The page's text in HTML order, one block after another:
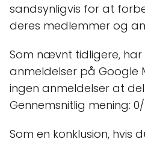
sandsynligvis for at
deres medlemmer og
Som nævnt tidligere, har
anmeldelser på Google
ingen anmeldelser at
Gennemsnitlig mening:
Som en konklusion, hvis